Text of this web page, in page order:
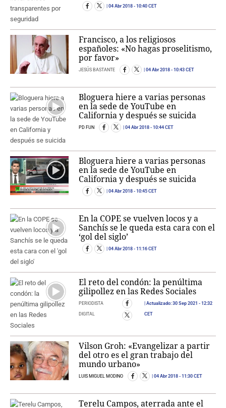
04 Abr 2018 - 10:40 CET
Francisco, a los religiosos
españoles: «No hagas proselitismo,
por favor»
JESÚS BASTANTE 04 Abr 2018 - 10:43 CET
Bloguera hiere a varias personas
en la sede de YouTube en
California y después se suicida
PD FUN 04 Abr 2018 - 10:44 CET
Bloguera hiere a varias personas
en la sede de YouTube en
California y después se suicida
04 Abr 2018 - 10:45 CET
En la COPE se vuelven locos y a
Sanchís se le queda esta cara con el
‘gol del siglo’
04 Abr 2018 - 11:16 CET
El reto del condón: la penúltima
gilipollez en las Redes Sociales
PERIODISTA
DIGITAL
Actualizado: 30 Sep 2021 - 12:32
CET
Vilson Groh: «Evangelizar a partir
del otro es el gran trabajo del
mundo urbano»
LUIS MIGUEL MODINO 04 Abr 2018 - 11:30 CET
Terelu Campos, aterrada ante el